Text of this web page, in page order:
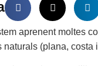
aprenent moltes
(plana, costa